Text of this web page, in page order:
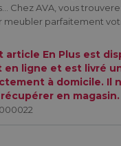
Chez AVA, vous
meubler parfaitement
En Plus est
en ligne et est livré
à domicile. Il
en magasin.